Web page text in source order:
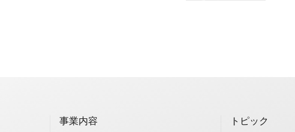
事業内容 トピック